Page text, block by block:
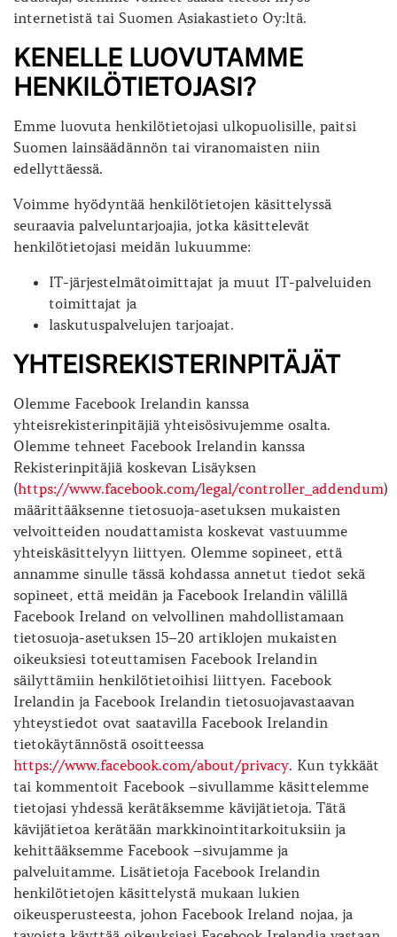
internetistä tai Suomen Asiakastieto Oy:ltä.
KENELLE LUOVUTAMME
HENKILÖTIETOJASI?
Emme luovuta henkilötietojasi ulkopuolisille, paitsi
Suomen lainsäädännön tai viranomaisten niin
edellyttäessä.
Voimme hyödyntää henkilötietojen käsittelyssä
seuraavia palveluntarjoajia, jotka käsittelevät
henkilötietojasi meidän lukuumme:
IT-järjestelmätoimittajat ja muut IT-palveluiden
toimittajat ja
laskutuspalvelujen tarjoajat.
YHTEISREKISTERINPITÄJÄT
Olemme Facebook Irelandin kanssa
yhteisrekisterinpitäjiä yhteisösivujemme osalta.
Olemme tehneet Facebook Irelandin kanssa
Rekisterinpitäjiä koskevan Lisäyksen
(https://www.facebook.com/legal/controller_addendum)
määrittääksenne tietosuoja-asetuksen mukaisten
velvoitteiden noudattamista koskevat vastuumme
yhteiskäsittelyyn liittyen. Olemme sopineet, että
annamme sinulle tässä kohdassa annetut tiedot sekä
sopineet, että meidän ja Facebook Irelandin välillä
Facebook Ireland on velvollinen mahdollistamaan
tietosuoja-asetuksen 15–20 artiklojen mukaisten
oikeuksiesi toteuttamisen Facebook Irelandin
säilyttämiin henkilötietoihisi liittyen. Facebook
Irelandin ja Facebook Irelandin tietosuojavastaavan
yhteystiedot ovat saatavilla Facebook Irelandin
tietokäytännöstä osoitteessa
https://www.facebook.com/about/privacy. Kun tykkäät
tai kommentoit Facebook –sivullamme käsittelemme
tietojasi yhdessä kerätäksemme kävijätietoja. Tätä
kävijätietoa kerätään markkinointitarkoituksiin ja
kehittääksemme Facebook –sivujamme ja
palveluitamme. Lisätietoja Facebook Irelandin
henkilötietojen käsittelystä mukaan lukien
oikeusperusteesta, johon Facebook Ireland nojaa, ja